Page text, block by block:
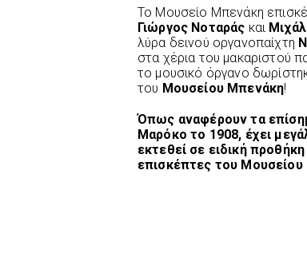
Το Μουσείο Μπενάκη
Γιώργος Νοταράς και
λύρα δεινού οργανοπαίχτη
στα χέρια του μακαριστού
το μουσικό όργανο
του Μουσείου Μπενάκη!
Όπως αναφέρουν τα
Μαρόκο το 1908, έχει
εκτεθεί σε ειδική
επισκέπτες του